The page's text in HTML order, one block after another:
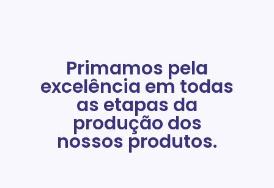
Primamos pela
excelência em todas
as etapas da
produção dos
nossos produtos.